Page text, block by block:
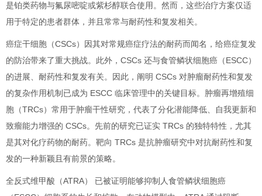
是铂类药物与氟尿嘧啶或紫杉醇联合使用。然而，这些治疗方案仅适
用于特定的患者群体，并且常常与耐药性和复发相关。
癌症干细胞（CSCs）因其对常规癌症疗法的耐药而闻名，给癌症复发
的防治带来了重大挑战。此外，CSCs 还与食管鳞状细胞癌（ESCC）
的进展、耐药性和复发有关。因此，阐明 CSCs 对肿瘤耐药性和复发
的复杂作用机制已成为 ESCC 临床管理中的关键目标。肿瘤再增殖细
胞（TRCs）常用于肿瘤干性研究，代表了分化潜能降低、自我更新和
致瘤能力增强的 CSCs。先前的研究已证实 TRCs 的独特特性，尤其
是其对化疗药物的耐药。靶向 TRCs 是抗肿瘤研究中对抗耐药性和复
发的一种新颖且有前景的策略。
全反式维甲酸（ATRA） 已被证明能够抑制人食管鳞状细胞癌